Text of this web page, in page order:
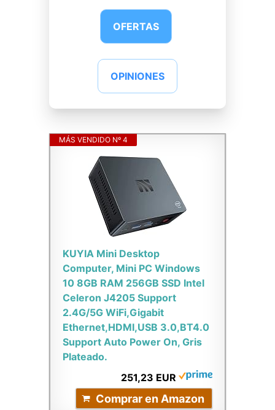
OFERTAS
OPINIONES
MÁS VENDIDO Nº 4
KUYIA Mini Desktop
Computer, Mini PC Windows
10 8GB RAM 256GB SSD Intel
Celeron J4205 Support
2.4G/5G WiFi,Gigabit
Ethernet,HDMI,USB 3.0,BT4.0
Support Auto Power On, Gris
Plateado.
251,23 EUR
Comprar en Amazon